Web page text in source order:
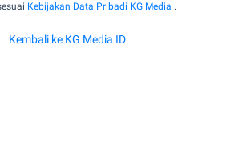
Kebijakan Data Pribadi KG Media .
Kembali ke KG Media ID